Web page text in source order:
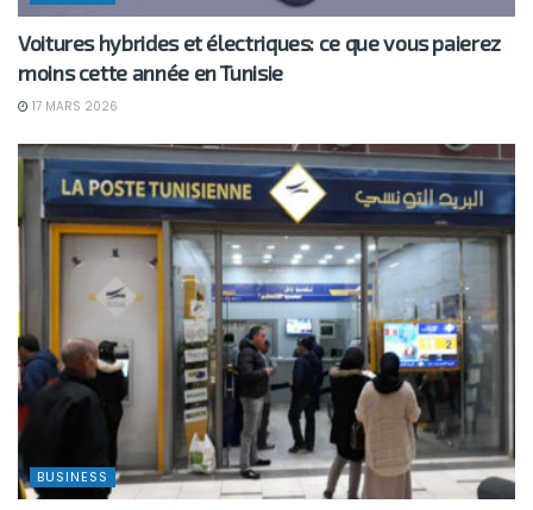
Voitures hybrides et électriques: ce que vous paierez
moins cette année en Tunisie
17 MARS 2026
BUSINESS